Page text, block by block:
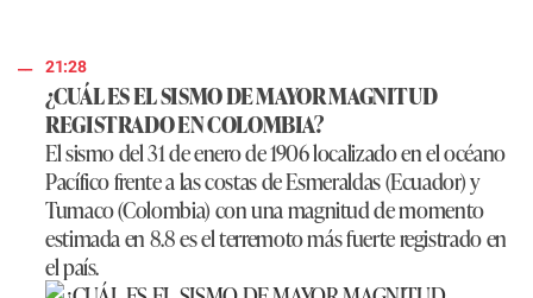
21:28
¿CUÁL ES EL SISMO DE MAYOR MAGNITUD
REGISTRADO EN COLOMBIA?
El sismo del 31 de enero de 1906 localizado en el océano
Pacífico frente a las costas de Esmeraldas (Ecuador) y
Tumaco (Colombia) con una magnitud de momento
estimada en 8.8 es el terremoto más fuerte registrado en
el país.